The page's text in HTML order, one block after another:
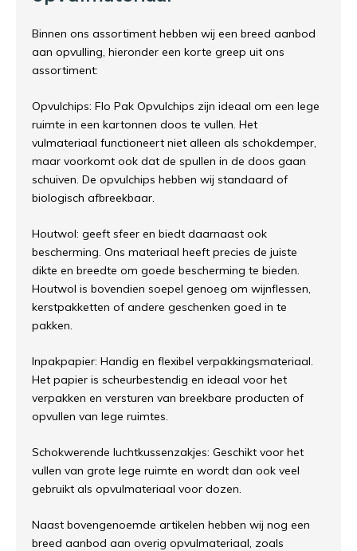
Binnen ons assortiment hebben wij een breed aanbod
aan opvulling, hieronder een korte greep uit ons
assortiment:
Opvulchips: Flo Pak Opvulchips zijn ideaal om een lege
ruimte in een kartonnen doos te vullen. Het
vulmateriaal functioneert niet alleen als schokdemper,
maar voorkomt ook dat de spullen in de doos gaan
schuiven. De opvulchips hebben wij standaard of
biologisch afbreekbaar.
Houtwol: geeft sfeer en biedt daarnaast ook
bescherming. Ons materiaal heeft precies de juiste
dikte en breedte om goede bescherming te bieden.
Houtwol is bovendien soepel genoeg om wijnflessen,
kerstpakketten of andere geschenken goed in te
pakken.
Inpakpapier: Handig en flexibel verpakkingsmateriaal.
Het papier is scheurbestendig en ideaal voor het
verpakken en versturen van breekbare producten of
opvullen van lege ruimtes.
Schokwerende luchtkussenzakjes: Geschikt voor het
vullen van grote lege ruimte en wordt dan ook veel
gebruikt als opvulmateriaal voor dozen.
Naast bovengenoemde artikelen hebben wij nog een
breed aanbod aan overig opvulmateriaal, zoals